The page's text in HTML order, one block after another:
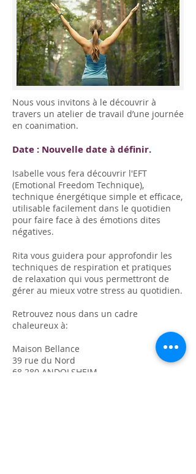
Nous vous invitons à le découvrir à
travers un atelier de travail d’une journée
en coanimation.
Date : Nouvelle date à définir.
Isabelle vous fera découvrir l'EFT
(Emotional Freedom Technique),
technique énergétique simple et efficace,
utilisable facilement dans le quotidien
pour faire face à des émotions dites
négatives.
Rita vous guidera pour approfondir les
techniques de respiration et pratiques
de relaxation qui vous permettront de
gérer au mieux votre stress au quotidien.
Retrouvez nous dans un cadre
chaleureux à:
Maison Bellance
39 rue du Nord
68 280 ANDOLSHEIM